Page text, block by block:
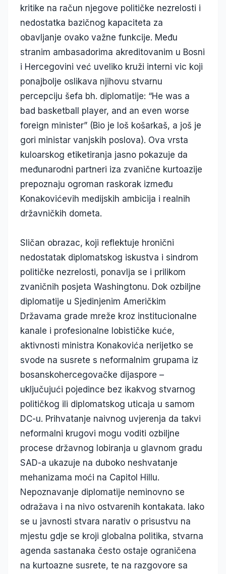
kritike na račun njegove političke nezrelosti i
nedostatka bazičnog kapaciteta za
obavljanje ovako važne funkcije. Među
stranim ambasadorima akreditovanim u Bosni
i Hercegovini već uveliko kruži interni vic koji
ponajbolje oslikava njihovu stvarnu
percepciju šefa bh. diplomatije: “He was a
bad basketball player, and an even worse
foreign minister” (Bio je loš košarkaš, a još je
gori ministar vanjskih poslova). Ova vrsta
kuloarskog etiketiranja jasno pokazuje da
međunarodni partneri iza zvanične kurtoazije
prepoznaju ogroman raskorak između
Konakovićevih medijskih ambicija i realnih
državničkih dometa.
Sličan obrazac, koji reflektuje hronični
nedostatak diplomatskog iskustva i sindrom
političke nezrelosti, ponavlja se i prilikom
zvaničnih posjeta Washingtonu. Dok ozbiljne
diplomatije u Sjedinjenim Američkim
Državama grade mreže kroz institucionalne
kanale i profesionalne lobističke kuće,
aktivnosti ministra Konakovića nerijetko se
svode na susrete s neformalnim grupama iz
bosanskohercegovačke dijaspore –
uključujući pojedince bez ikakvog stvarnog
političkog ili diplomatskog uticaja u samom
DC-u. Prihvatanje naivnog uvjerenja da takvi
neformalni krugovi mogu voditi ozbiljne
procese državnog lobiranja u glavnom gradu
SAD-a ukazuje na duboko neshvatanje
mehanizama moći na Capitol Hillu.
Nepoznavanje diplomatije neminovno se
odražava i na nivo ostvarenih kontakata. Iako
se u javnosti stvara narativ o prisustvu na
mjestu gdje se kroji globalna politika, stvarna
agenda sastanaka često ostaje ograničena
na kurtoazne susrete, te na razgovore sa